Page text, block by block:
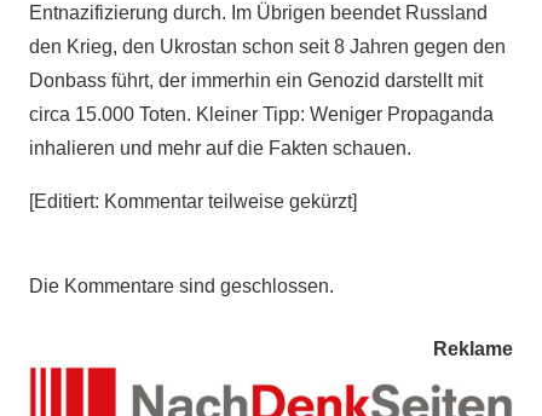
Entnazifizierung durch. Im Übrigen beendet Russland
den Krieg, den Ukrostan schon seit 8 Jahren gegen den
Donbass führt, der immerhin ein Genozid darstellt mit
circa 15.000 Toten. Kleiner Tipp: Weniger Propaganda
inhalieren und mehr auf die Fakten schauen.
[Editiert: Kommentar teilweise gekürzt]
Die Kommentare sind geschlossen.
Reklame